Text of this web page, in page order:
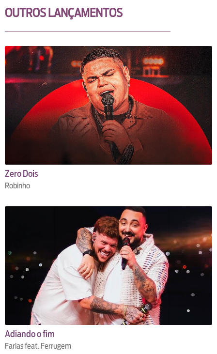
OUTROS LANÇAMENTOS
Zero Dois
Robinho
Adiando o fim
Farias feat. Ferrugem